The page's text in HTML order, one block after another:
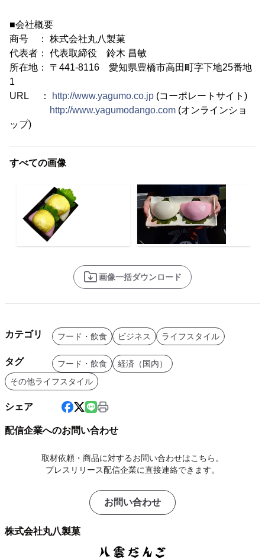
■会社概要
商号 ： 株式会社丸八製菓
代表者： 代表取締役 鈴木 昌敏
所在地： 〒441-8116 愛知県豊橋市高田町字下地25番地
1
URL ：
http://www.yagumo.co.jp (コーポレートサイト)
http://www.yagumodango.com (オンラインショ
ップ)
すべての画像
画像一括ダウンロード
カテゴリ フード・飲食 ビジネス ライフスタイル
タグ フード・飲食
経済（国内）
その他ライフスタイル
シェア
配信企業へのお問い合わせ
取材依頼・商品に対するお問い合わせはこちら。
プレスリリース配信企業に直接連絡できます。
お問い合わせ
株式会社丸八製菓